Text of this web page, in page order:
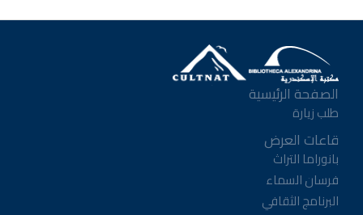
الصفحة الرئيسية
طلب زيارة
قاعات العرض
بانوراما التراث
فرسان السماء
البرنامج الثقافي